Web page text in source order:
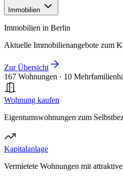
Immobilien
Immobilien in Berlin
Aktuelle Immobilienangebote zum
Zur Übersicht
167 Wohnungen · 10
Wohnung kaufen
Eigentumswohnungen zum
Kapitalanlage
Vermietete Wohnungen mit